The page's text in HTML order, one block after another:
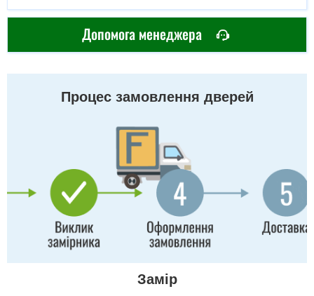
Допомога менеджера
Процес замовлення дверей
Замір